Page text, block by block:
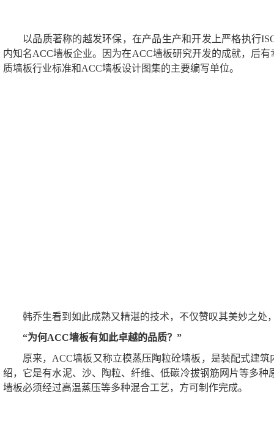
以品质著称的越发环保，在产品生产和开发上严格执行
内知名ACC墙板企业。因为在ACC墙板研究开发的成就，后
质墙板行业标准和ACC墙板设计图集的主要编写单位。
韩乔生看到如此成熟又精湛的技术，不仅赞叹其美妙之处
“为何ACC墙板有如此卓越的品质？”
原来，ACC墙板又称立模蒸压陶粒砼墙板，是装配式建
绍，它是有水泥、沙、陶粒、纤维、低碳冷拔钢筋网片等多
墙板必须经过高温蒸压等多种混合工艺，方可制作完成。